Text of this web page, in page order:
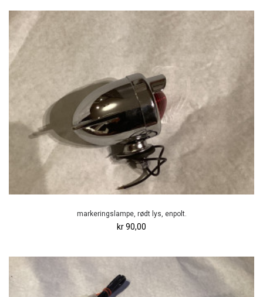
markeringslampe, rødt lys, enpolt.
kr 90,00